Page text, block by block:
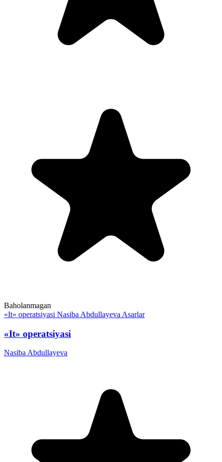
Baholanmagan
«It» operatsiyasi Nasiba Abdullayeva Asarlar
«It» operatsiyasi
Nasiba Abdullayeva